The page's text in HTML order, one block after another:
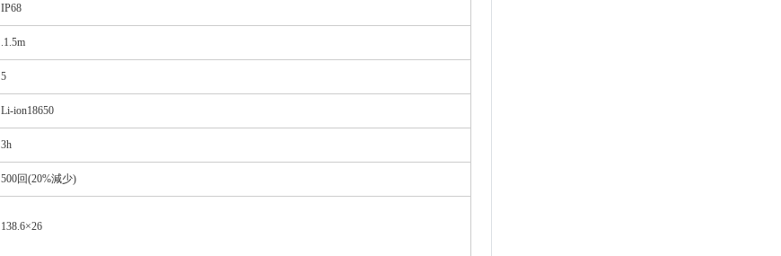
IP68
.1.5m
5
Li-ion18650
3h
500回(20%減少)
138.6×26